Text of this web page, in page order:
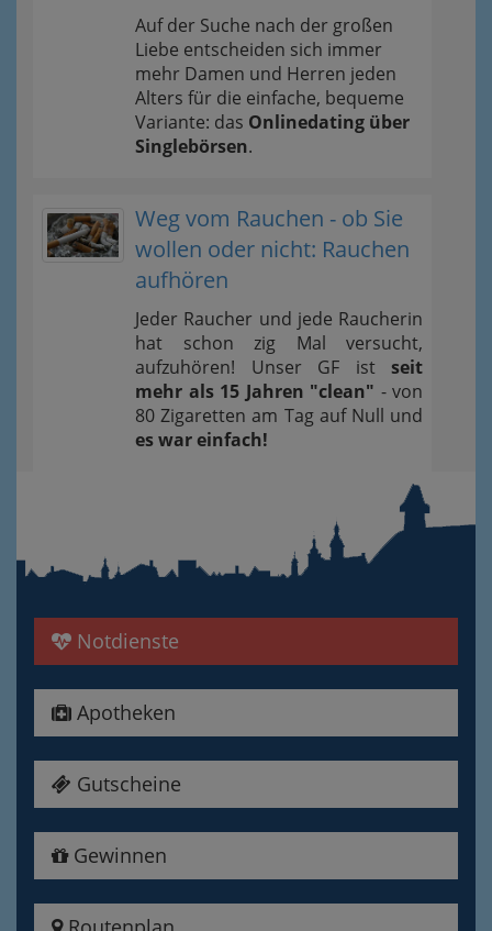
Auf der Suche nach der großen
Liebe entscheiden sich immer
mehr Damen und Herren jeden
Alters für die einfache, bequeme
Variante: das Onlinedating über
Singlebörsen.
Weg vom Rauchen - ob Sie
wollen oder nicht: Rauchen
aufhören
Jeder Raucher und jede Raucherin
hat schon zig Mal versucht,
aufzuhören! Unser GF ist seit
mehr als 15 Jahren "clean" - von
80 Zigaretten am Tag auf Null und
es war einfach!
Notdienste
Apotheken
Gutscheine
Gewinnen